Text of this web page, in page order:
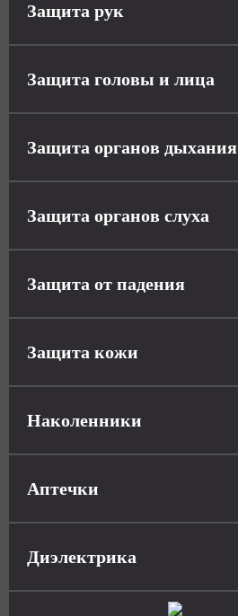
Защита рук
Защита головы и лица
Защита органов дыхания
Защита органов слуха
Защита от падения
Защита кожи
Наколенники
Аптечки
Диэлектрика